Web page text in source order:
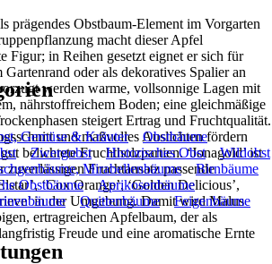
prägendes Obstbaum-Element im Vorgarten
macht dieser Apfel
Figur; in Reihen gesetzt eignet er sich für
oder als dekoratives Spalier an
werden warme, vollsonnige Lagen mit
nährstoffreichem Boden; eine gleichmäßige
steigert Ertrag und Fruchtqualität.
und maßvolles Auslichten fördern
belichtete Fruchtholzpartien. ‘Jonagold’ ist
Fruchtansatz passende
‘Cox Orange’, ‘Golden Delicious’,
in der Umgebung. Damit wird Malus
ertragreichen Apfelbaum, der als
Freude und eine aromatische Ernte
Gemüse & Kräuter
Obstbäume
Zwergobst Historisches Obst
Wildobst
Mirabellenbäume
Birnbäume
Obstbäume
Aprikosenbäume
Quittenbäume
Feigenbäume